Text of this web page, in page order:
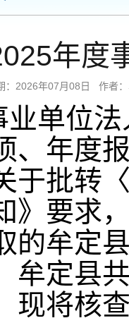
年度
：2026年07月08日 作者
业单位
、年度
于批转
》要求
的牟定
牟定县
现将核